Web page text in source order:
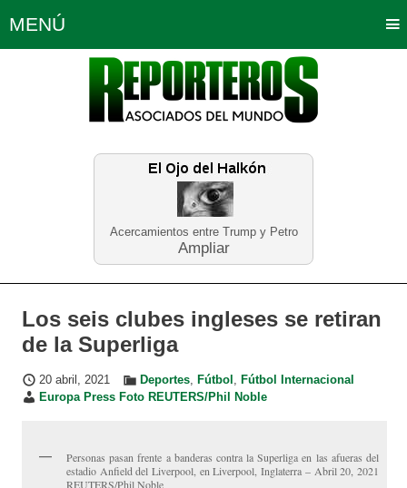
Acercamientos entre Trump y Petro
Ampliar
MENÚ
Política Opinión Bogotá
Planeta Tierra Deportes
Educación Neira
Los seis clubes ingleses se retiran
de la Superliga
20 abril, 2021 Deportes, Fútbol , Fútbol Internacional
Europa Press Foto REUTERS/Phil Noble
Personas pasan frente a banderas contra la Superliga en las afueras del
estadio Anfield del Liverpool, en Liverpool, Inglaterra – Abril 20, 2021
REUTERS/Phil Noble